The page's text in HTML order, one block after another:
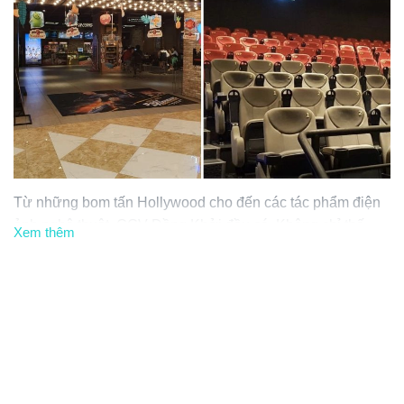
Từ những bom tấn Hollywood cho đến các tác phẩm điện
ảnh nghệ thuật, CGV Đồng Khởi đều có. Không chỉ thế,
Xem thêm